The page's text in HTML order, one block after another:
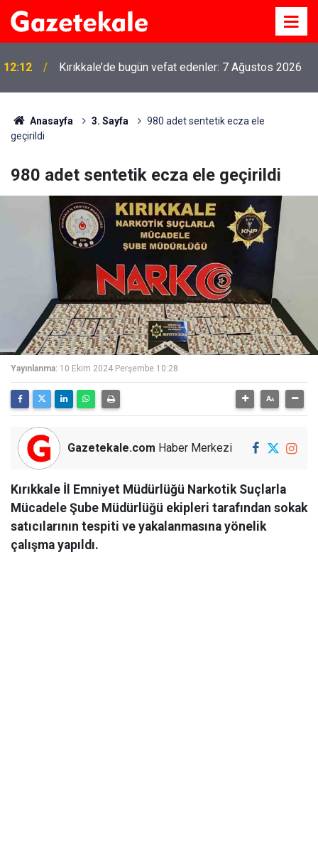
12:12 Kırıkkale’de bugün vefat edenler: 7 Ağustos 2026
Anasayfa 3. Sayfa
980 adet sentetik ecza ele
geçirildi
980 adet sentetik ecza ele geçirildi
Yayınlanma: 10 Ekim 2024 Perşembe 10:28
Gazetekale.com Haber Merkezi
Kırıkkale İl Emniyet Müdürlüğü Narkotik Suçlarla
Mücadele Şube Müdürlüğü ekipleri tarafından sokak
satıcılarının tespiti ve yakalanmasına yönelik
çalışma yapıldı.